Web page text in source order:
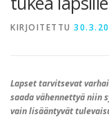
KIRJOITETTU
Lapset tarvitsevat
saada vähennettyä niin
vain lisääntyvät